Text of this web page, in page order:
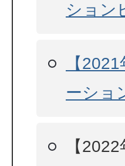
ション
【
ーショ
【